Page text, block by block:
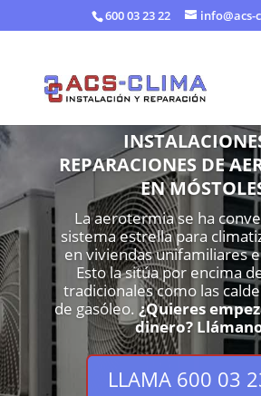
600 03 23 22
REPARACIONES DE
EN
La aerotermia se ha
sistema estrella para
en viviendas unifamiliares
Esto la sitúa por encima
tradicionales como las
de gasóleo. ¿Quieres
dinero?
LLAMA 600 03